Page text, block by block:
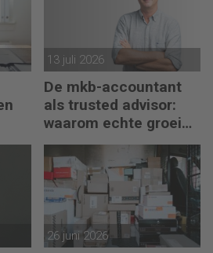
13 juli 2026
De mkb-accountant
als trusted advisor:
waarom echte groei
begint met reflectie
26 juni 2026